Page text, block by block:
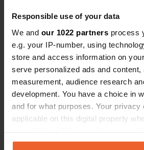
Responsible use of your data
We and our 1022 partners process
e.g. your IP-number, using
store and access information on
serve personalized ads and content,
measurement, audience research
development. You have a choice in
and for what purposes. Your privacy
applicable on this digital property
any time from the Cookie
Contatto
Posizione
Maenporth Road
TR11, Falmouth, Regno Unito
Coordinate